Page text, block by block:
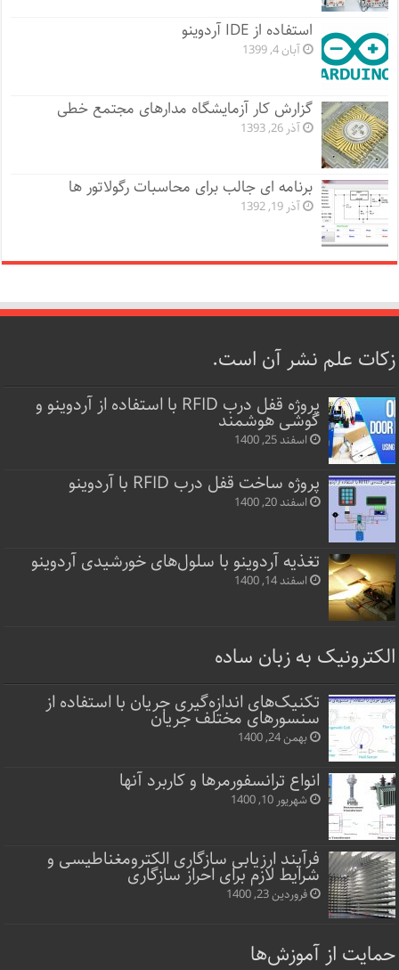
استفاده از IDE آردوینو
آبان 4, 1399
گزارش کار آزمایشگاه مدارهای مجتمع خطی
آذر 26, 1393
برنامه ای جالب برای محاسبات رگولاتور ها
آذر 19, 1392
زکات علم نشر آن است.
پروژه قفل‌ درب RFID با استفاده از آردوینو و
گوشی هوشمند
اسفند 25, 1400
پروژه ساخت قفل‌ درب RFID با آردوینو
اسفند 20, 1400
تغذیه آردوینو با سلول‌های خورشیدی آردوینو
اسفند 14, 1400
الکترونیک به زبان ساده
تکنیک‌های اندازه‌گیری جریان با استفاده از
سنسورهای مختلف جریان
بهمن 24, 1400
انواع ترانسفورمرها و کاربرد آنها
شهریور 10, 1400
فرآیند ارزیابی سازگاری الکترومغناطیسی و
شرایط لازم برای احراز سازگاری
فروردین 23, 1400
حمایت از آموزش‌ها